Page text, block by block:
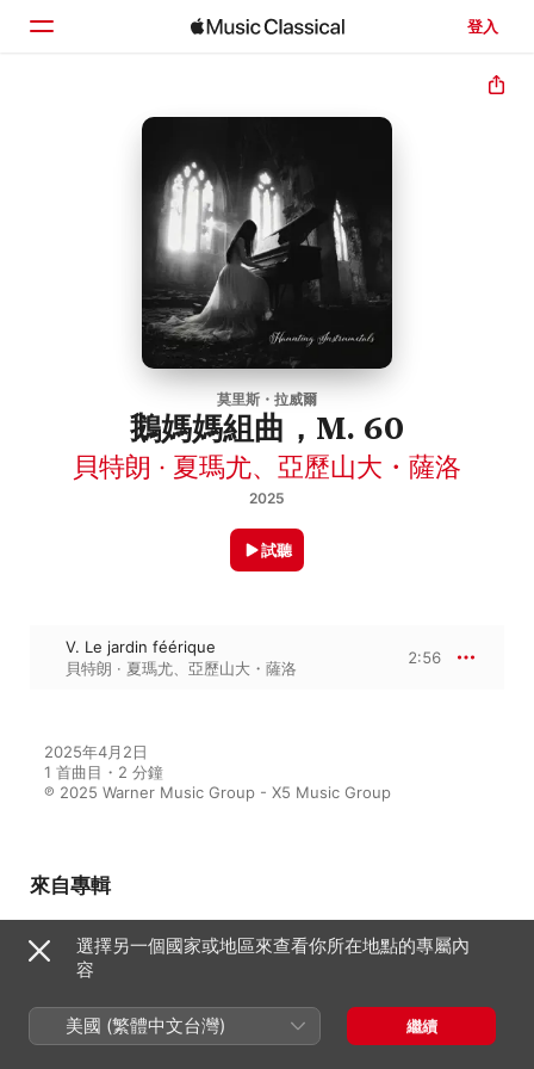
登入
莫里斯・拉威爾
鵝媽媽組曲，M. 60
貝特朗 · 夏瑪尤、 亞歷山大・薩洛
2025
試聽
V. Le jardin féérique
貝特朗 · 夏瑪尤
亞歷山大・薩洛
2:56
2025年4月2日
1 首曲目・2 分鐘
℗ 2025 Warner Music Group - X5 Music Group
來自專輯
群星
選擇另一個國家或地區來查看你所在地點的專屬內
容
美國 (繁體中文台灣) 繼續